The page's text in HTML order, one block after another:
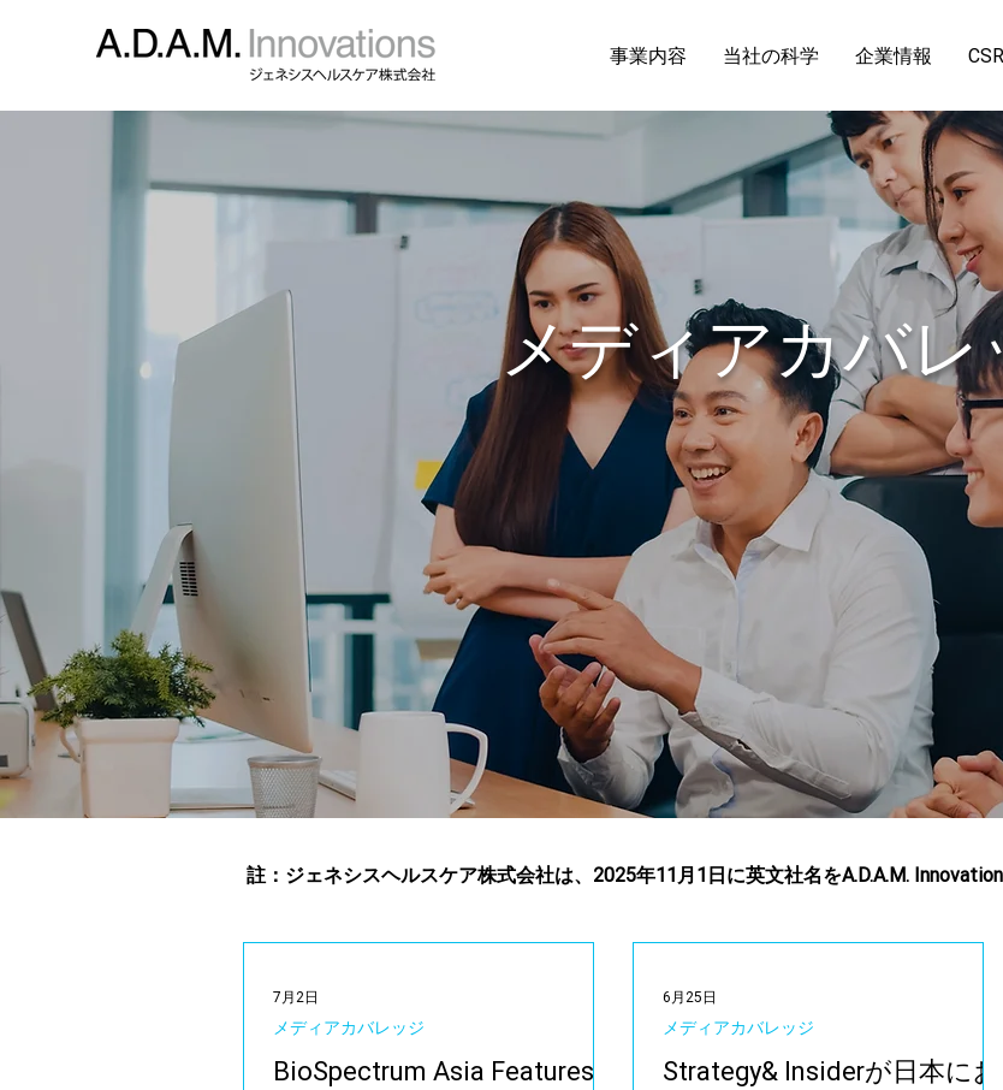
事業内容 当社の科学 企業情報 CSR
メディアカバレ
註：ジェネシスヘルスケア株式会社は、2025年11月1日に英文社名をA.D.A.M.
BioSpectrum Asia Features
メディアカバレッジ
7月2日
Strategy& Insiderが日本にお
メディアカバレッジ
6月25日